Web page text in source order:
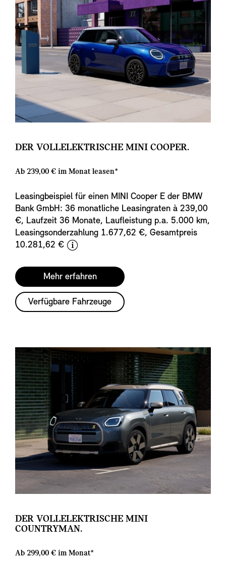
DER VOLLELEKTRISCHE MINI COOPER.
Ab 239,00 € im Monat leasen*
Leasingbeispiel für einen MINI Cooper E der BMW
Bank GmbH: 36 monatliche Leasingraten à 239,00
€, Laufzeit 36 Monate, Laufleistung p.a. 5.000 km,
Leasingsonderzahlung 1.677,62 €, Gesamtpreis
10.281,62 €
s
c
l
a
r
Mehr erfahren
Verfügbare Fahrzeuge
DER VOLLELEKTRISCHE MINI
COUNTRYMAN.
Ab 299,00 € im Monat*